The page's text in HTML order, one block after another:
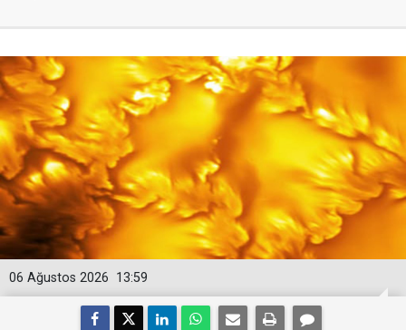
13:59
06 Ağustos 2026